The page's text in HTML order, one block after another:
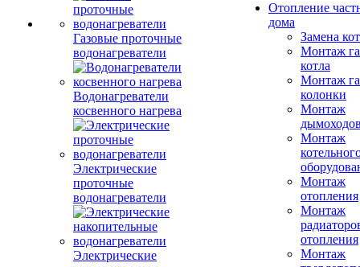
Газовые проточные
водонагреватели
Водонагреватели
косвенного нагрева
Электрические
проточные
водонагреватели
Электрические
Отопление
дома
Замена
Монтаж
котла
Монтаж
колонки
Монтаж
Монтаж
Монтаж
отопления
Монтаж
отопления
Монтаж